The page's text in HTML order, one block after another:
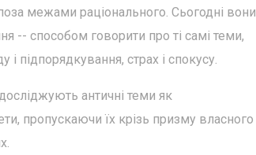
межами раціонального. Сьогодні вони
-- способом говорити про ті самі теми,
підпорядкування, страх і спокусу.
античні теми як
пропускаючи їх крізь призму власного